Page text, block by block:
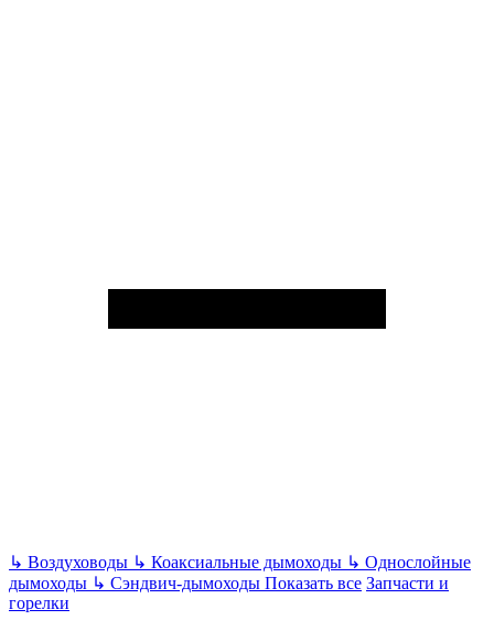
↳ Воздуховоды ↳ Коаксиальные дымоходы ↳ Однослойные
дымоходы ↳ Сэндвич-дымоходы Показать все Запчасти и
горелки